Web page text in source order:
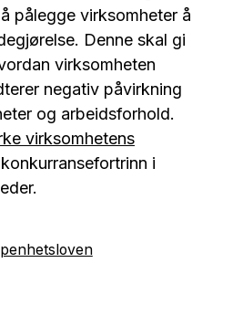
pålegge virksomheter å
Denne skal gi
virksomheten
negativ påvirkning
og arbeidsforhold.
virksomhetens
i